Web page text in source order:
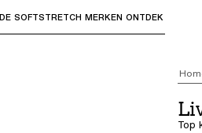
"Pijl omhoog" of "Escape"
SOFTSTRETCH MERKEN ONTDEK
Top